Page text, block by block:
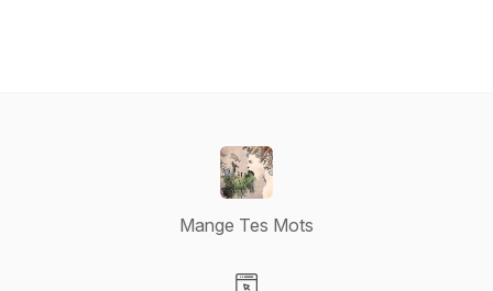
Mange Tes Mots